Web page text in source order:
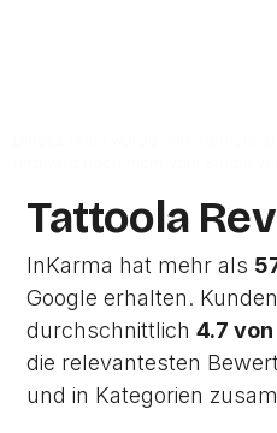
Tattoola
InKarma hat mehr als
Google erhalten.
durchschnittlich4.7
die relevantesten
und in Kategorien